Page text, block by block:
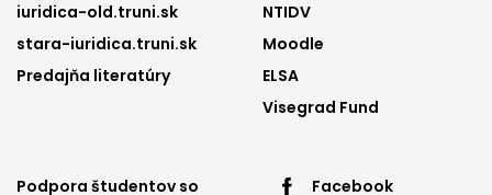
iuridica-old.truni.sk
stara-iuridica.truni.sk
Predajňa literatúry
NTIDV
Moodle
ELSA
Visegrad Fund
Podpora študentov so
Facebook